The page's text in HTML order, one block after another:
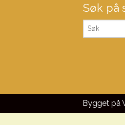
Søk på
Bygget på